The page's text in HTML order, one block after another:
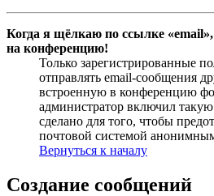
Когда я щёлкаю по ссылке
на конференцию!
Только зарегистрированные
отправлять email-сообщения
встроенную в конференцию
администратор включил
сделано для того, чтобы
почтовой системой
Вернуться к началу
Создание сообщений